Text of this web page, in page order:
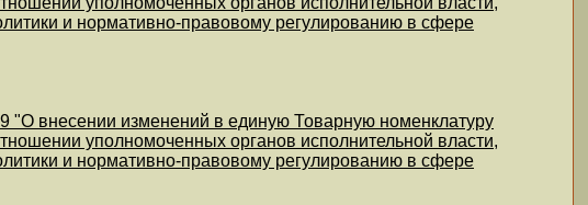
и нормативно-правовому регулированию в сфере
"О внесении изменений в единую Товарную номенклатуру
уполномоченных органов исполнительной власти,
и нормативно-правовому регулированию в сфере